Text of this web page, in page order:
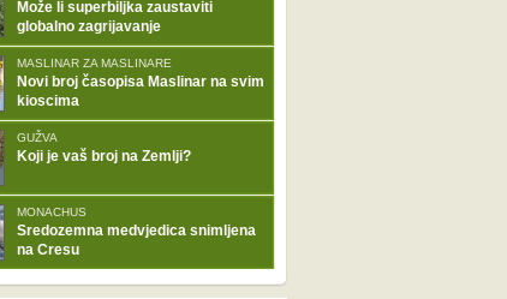
Može li superbiljka zaustaviti
globalno zagrijavanje
MASLINAR ZA MASLINARE
Novi broj časopisa Maslinar na svim
kioscima
GUŽVA
Koji je vaš broj na Zemlji?
MONACHUS
Sredozemna medvjedica snimljena
na Cresu